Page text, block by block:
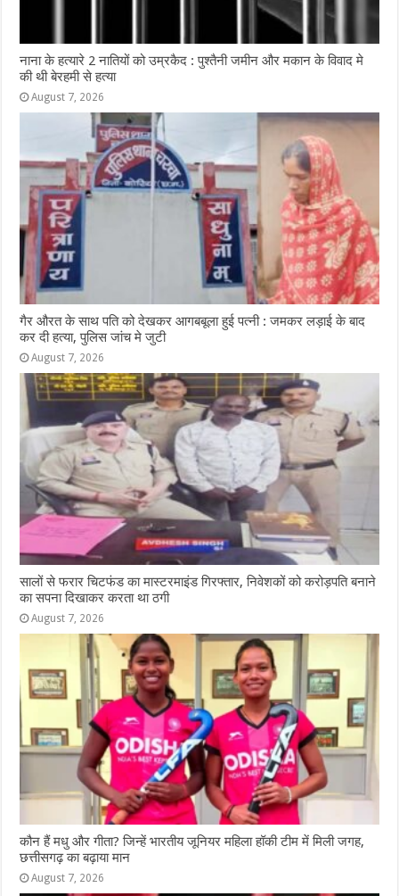
नाना के हत्यारे 2 नातियों को उम्रकैद : पुश्तैनी जमीन और मकान के विवाद मे
की थी बेरहमी से हत्या
August 7, 2026
गैर औरत के साथ पति को देखकर आगबबूला हुई पत्नी : जमकर लड़ाई के बाद
कर दी हत्या, पुलिस जांच मे जुटी
August 7, 2026
सालों से फरार चिटफंड का मास्टरमाइंड गिरफ्तार, निवेशकों को करोड़पति बनाने
का सपना दिखाकर करता था ठगी
August 7, 2026
कौन हैं मधु और गीता? जिन्हें भारतीय जूनियर महिला हॉकी टीम में मिली जगह,
छत्तीसगढ़ का बढ़ाया मान
August 7, 2026